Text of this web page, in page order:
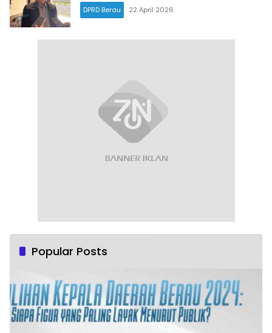
DPRD Berau 22 April 2026
Popular Posts